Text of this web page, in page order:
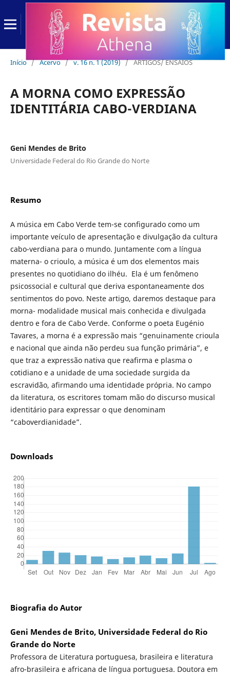
Início / Acervo / v. 16 n. 1 (2019) / ARTIGOS/ ENSAIOS
A MORNA COMO EXPRESSÃO
IDENTITÁRIA CABO-VERDIANA
Geni Mendes de Brito
Universidade Federal do Rio Grande do Norte
Resumo
A música em Cabo Verde tem-se configurado como um
importante veículo de apresentação e divulgação da cultura
cabo-verdiana para o mundo. Juntamente com a língua
materna- o crioulo, a música é um dos elementos mais
presentes no quotidiano do ilhéu. Ela é um fenômeno
psicossocial e cultural que deriva espontaneamente dos
sentimentos do povo. Neste artigo, daremos destaque para
morna- modalidade musical mais conhecida e divulgada
dentro e fora de Cabo Verde. Conforme o poeta Eugénio
Tavares, a morna é a expressão mais “genuinamente crioula
e nacional que ainda não perdeu sua função primária”, e
que traz a expressão nativa que reafirma e plasma o
cotidiano e a unidade de uma sociedade surgida da
escravidão, afirmando uma identidade própria. No campo
da literatura, os escritores tomam mão do discurso musical
identitário para expressar o que denominam
“caboverdianidade”.
Downloads
Biografia do Autor
Geni Mendes de Brito, Universidade Federal do Rio
Grande do Norte
Professora de Literatura portuguesa, brasileira e literatura
afro-brasileira e africana de língua portuguesa. Doutora em